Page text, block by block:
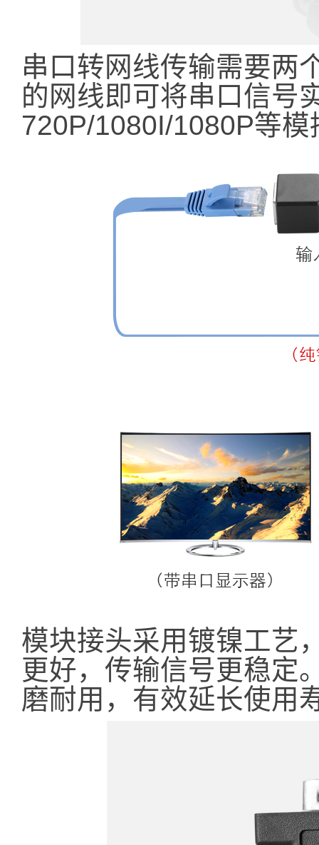
串口转网线传输需要两
的网线即可将串口信号
720P/1080I/1080P等模
模块接头采用镀镍工艺
更好，传输信号更稳定
磨耐用，有效延长使用